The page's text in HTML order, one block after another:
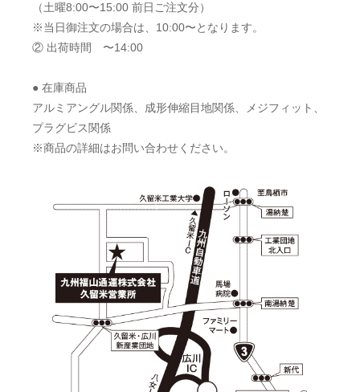
（土曜8:00〜15:00 前日ご注文分）
※当日御注文の場合は、10:00〜となります。
② 出荷時間 〜14:00
● 在庫商品
アルミアングル関係、成形伸縮目地関係、メジフィット、
プラグビス関係
※商品の詳細はお問い合わせください。